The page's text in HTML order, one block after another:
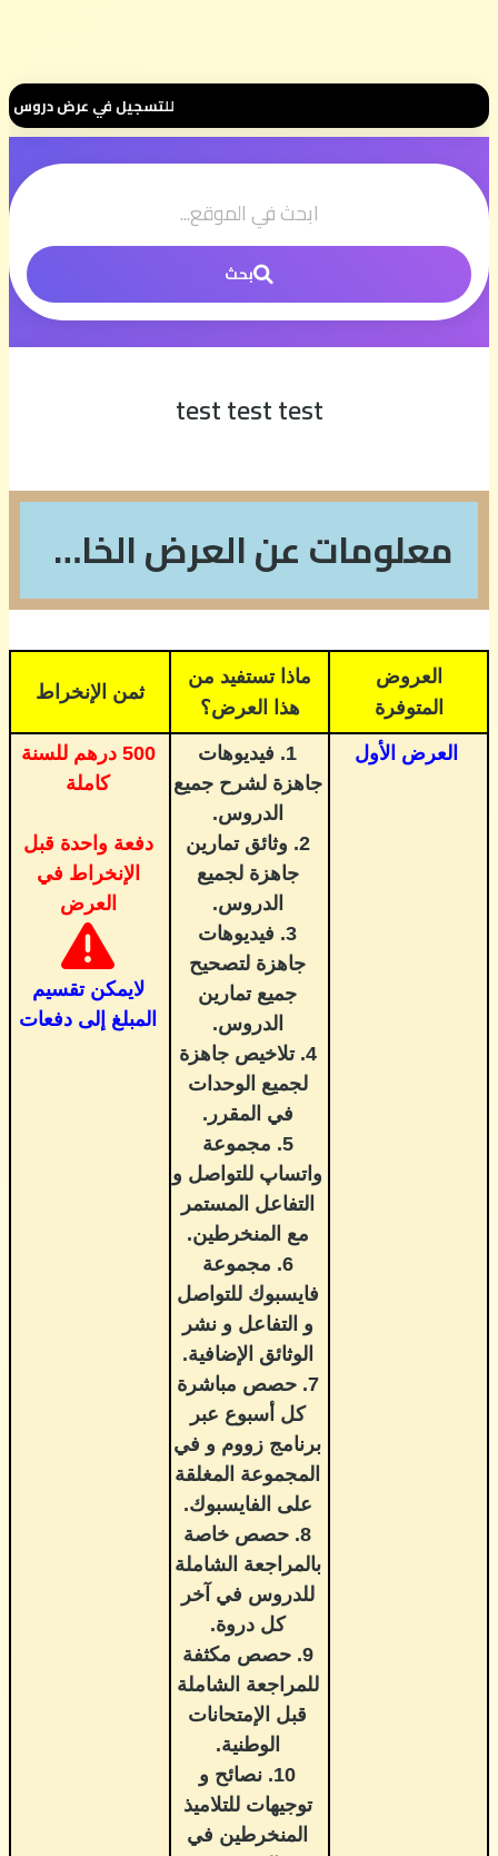
للتسجيل في عرض دروس الثانية بكالوريا 📚 بثمن رمزي 💰 500 درهم فقط للموسم الكامل ⭐
بحث
test test test
معلومات عن العرض الخاص بالثانية بكالوريا
العروض
المتوفرة
ماذا تستفيد من
هذا العرض؟
ثمن الإنخراط
العرض الأول
1. فيديوهات
جاهزة لشرح جميع
الدروس.
2. وثائق تمارين
جاهزة لجميع
الدروس.
3. فيديوهات
جاهزة لتصحيح
جميع تمارين
الدروس.
4. تلاخيص جاهزة
لجميع الوحدات
في المقرر.
5. مجموعة
واتساپ للتواصل و
التفاعل المستمر
مع المنخرطين.
6. مجموعة
فايسبوك للتواصل
و التفاعل و نشر
الوثائق الإضافية.
7. حصص مباشرة
كل أسبوع عبر
برنامج زووم و في
المجموعة المغلقة
على الفايسبوك.
8. حصص خاصة
بالمراجعة الشاملة
للدروس في آخر
كل دروة.
9. حصص مكثفة
للمراجعة الشاملة
قبل الإمتحانات
الوطنية.
10. نصائح و
توجيهات للتلاميذ
المنخرطين في
500 درهم للسنة
كاملة
دفعة واحدة قبل
الإنخراط في
العرض
لايمكن تقسيم
المبلغ إلى دفعات